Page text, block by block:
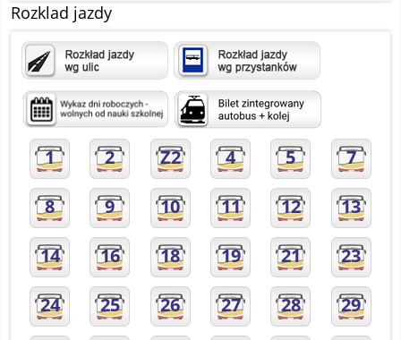
Rozklad jazdy
1 2 Z2 4 5 7
8 9 10 11 12 13
14 16 18 19 21 23
24 25 26 27 28 29